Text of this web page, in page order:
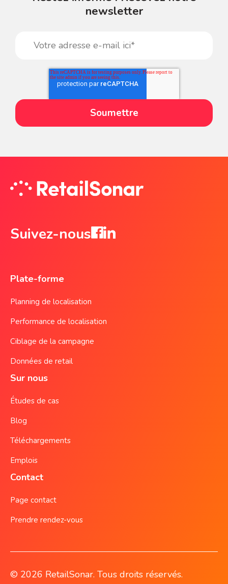
newsletter
Suivez-nous
Plate-forme
Planning de localisation
Performance de localisation
Ciblage de la campagne
Données de retail
Sur nous
Études de cas
Blog
Téléchargements
Emplois
Contact
Page contact
Prendre rendez-vous
© 2026 RetailSonar. Tous droits réservés.